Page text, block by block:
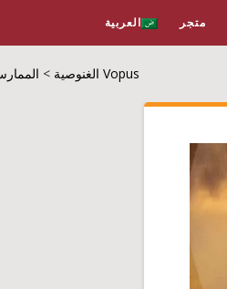
متجر العربية
Vopus الغنوصية >